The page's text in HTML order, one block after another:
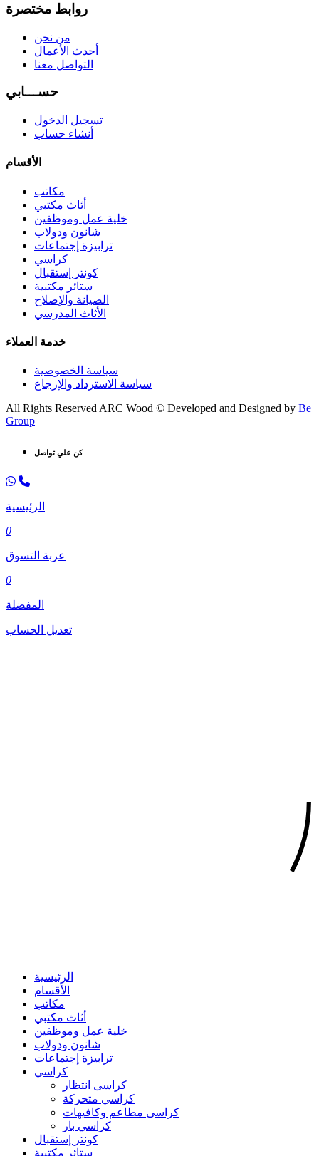
روابط مختصرة
من نحن
أحدث الأعمال
التواصل معنا
حســـابي
تسجيل الدخول
أنشاء حساب
الأقسام
مكاتب
أثاث مكتبي
خلية عمل وموظفين
شانون ودولاب
ترابيزة إجتماعات
كراسي
كونتر إستقبال
ستائر مكتبية
الصيانة والإصلاح
الأثاث المدرسي
خدمة العملاء
سياسة الخصوصية
سياسة الاسترداد والإرجاع
All Rights Reserved ARC Wood © Developed and Designed by Be
Group
كن علي تواصل
الرئيسية
0
عربة التسوق
0
المفضلة
تعديل الحساب
الرئيسية
الأقسام
مكاتب
أثاث مكتبي
خلية عمل وموظفين
شانون ودولاب
ترابيزة إجتماعات
كراسي
كراسى انتظار
كراسي متحركة
كراسى مطاعم وكافيهات
كراسي بار
كونتر إستقبال
ستائر مكتبية